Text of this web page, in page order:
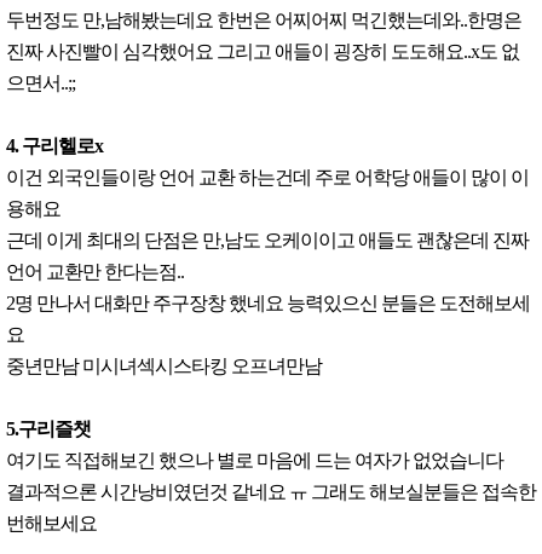
두번정도 만,남해봤는데요 한번은 어찌어찌 먹긴했는데와..한명은
진짜 사진빨이 심각했어요 그리고 애들이 굉장히 도도해요..x도 없
으면서..;;
4. 구리헬로x
이건 외국인들이랑 언어 교환 하는건데 주로 어학당 애들이 많이 이
용해요
근데 이게 최대의 단점은 만,남도 오케이이고 애들도 괜찮은데 진짜
언어 교환만 한다는점..
2명 만나서 대화만 주구장창 했네요 능력있으신 분들은 도전해보세
요
중년만남 미시녀섹시스타킹 오프녀만남
5.구리즐챗
여기도 직접해보긴 했으나 별로 마음에 드는 여자가 없었습니다
결과적으론 시간낭비였던것 같네요 ㅠ 그래도 해보실분들은 접속한
번해보세요